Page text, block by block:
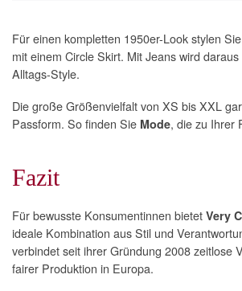
Für einen kompletten 1950er-Look stylen
mit einem Circle Skirt. Mit Jeans wird
Alltags-Style.
Die große Größenvielfalt von XS bis XXL
Passform. So finden Sie Mode, die zu Ihrer
Fazit
Für bewusste Konsumentinnen bietet Very
ideale Kombination aus Stil und
verbindet seit ihrer Gründung 2008 zeitlose
fairer Produktion in Europa.